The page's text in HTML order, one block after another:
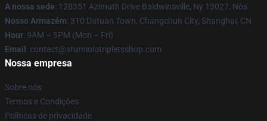
A nossa sede: 128351 Azimuth Drive Baldwinsville, Ny 13027, Nós
Nosso Armazém: 310 Datuan Town, Changchun City, Shanghai, CN
Hour: 9AM – 5PM (Mon – Fri)
Email : contact@sturniolotripletsshop.com
Nossa empresa
Sobre nós
Termos e Condições
Políticas de privacidade